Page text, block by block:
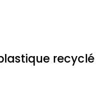
recyclé